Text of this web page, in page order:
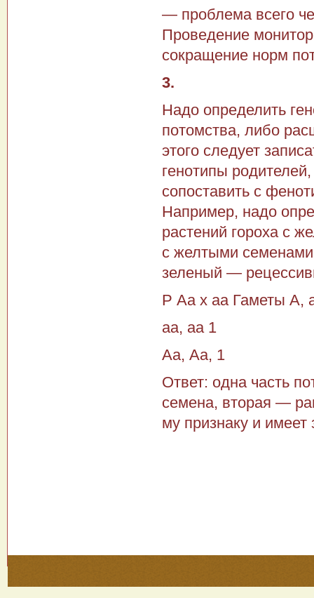
— проблема всего
Проведение
сокращение норм
3.
Надо определить
потомства, либо
этого следует
генотипы
сопоставить с
Например, надо
растений гороха с
с желтыми
зеленый —
Р Аа х аа Гаметы А,
аа, аа 1
Аа, Аа, 1
Ответ: одна часть
семена, вторая —
му признаку и